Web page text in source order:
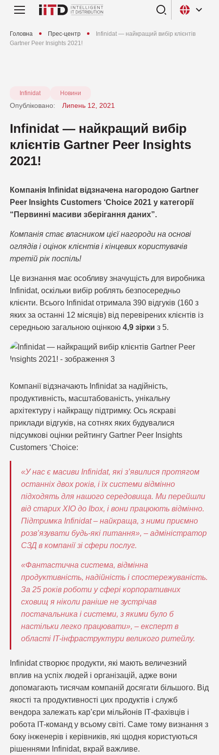
Головна Прес-центр
Infinidat — найкращий вибір клієнтів
Gartner Peer Insights 2021!
Infinidat Новини
Опубліковано: Липень 12, 2021
Infinidat — найкращий вибір
клієнтів Gartner Peer Insights
2021!
Компанія Infinidat відзначена нагородою Gartner
Peer Insights Customers ‘Choice 2021 у категорії
“Первинні масиви зберігання даних”.
Компанія стає власником цієї нагороди на основі
оглядів і оцінок клієнтів і кінцевих користувачів
третій рік поспіль!
Це визнання має особливу значущість для виробника
Infinidat, оскільки вибір роблять безпосередньо
клієнти. Всього Infinidat отримала 390 відгуків (160 з
яких за останні 12 місяців) від перевірених клієнтів із
середньою загальною оцінкою 4,9 зірки з 5.
Компанії відзначають Infinidat за надійність,
продуктивність, масштабованість, унікальну
архітектуру і найкращу підтримку. Ось яскраві
приклади відгуків, на сотнях яких будувалися
підсумкові оцінки рейтингу Gartner Peer Insights
Customers ‘Choice:
«У нас є масиви Infinidat, які з’явилися протягом
останніх двох років, і їх системи відмінно
підходять для нашого середовища. Ми перейшли
від старих XIO до Ibox, і вони працюють відмінно.
Підтримка Infinidat – найкраща, з ними приємно
розв’язувати будь-які питання», – адміністратор
СЗД в компанії зі сфери послуг.
«Фантастична система, відмінна
продуктивність, надійність і спостережуваність.
За 25 років роботи у сфері корпоративних
сховищ я ніколи раніше не зустрічав
постачальника і системи, з якими було б
настільки легко працювати», – експерт в
області IT-інфраструктури великого ритейлу.
Infinidat створює продукти, які мають величезний
вплив на успіх людей і організацій, адже вони
допомагають тисячам компаній досягати більшого. Від
якості та продуктивності цих продуктів і служб
вендора залежать кар’єри мільйонів ІТ-фахівців і
робота IT-команд у всьому світі. Саме тому визнання з
боку інженерів і керівників, які щодня користуються
рішеннями Infinidat, вкрай важливе.